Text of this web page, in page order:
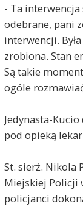
- Ta interwencja
odebrane, pani
interwencji.
zrobiona. Stan
Są takie
ogóle
Jedynasta-
pod opieką
St. sierż. Nikola
Miejskiej Policji
policjanci